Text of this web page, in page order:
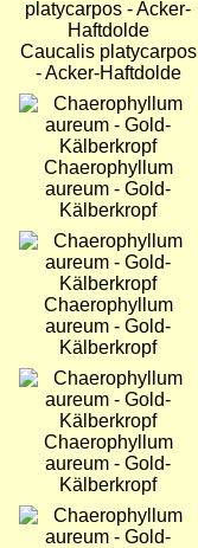
Caucalis platycarpos
- Acker-Haftdolde
Bild
Chaerophyllum
aureum - Gold-
Kälberkropf
Bild
Chaerophyllum
aureum - Gold-
Kälberkropf
Bild
Chaerophyllum
aureum - Gold-
Kälberkropf
Bild